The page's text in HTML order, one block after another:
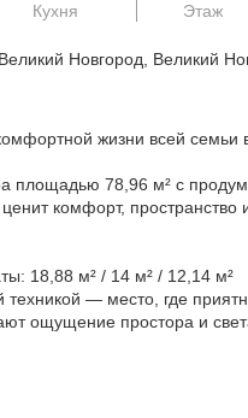
Кухня Этаж
Новгород, Великий
жизни всей
площадью 78,96 м² с
комфорт, пространство
18,88 м² / 14 м² / 12,14 м²
— место, где
ощущение простора и